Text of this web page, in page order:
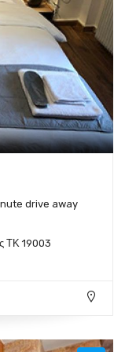
drive away
ΤΚ 19003